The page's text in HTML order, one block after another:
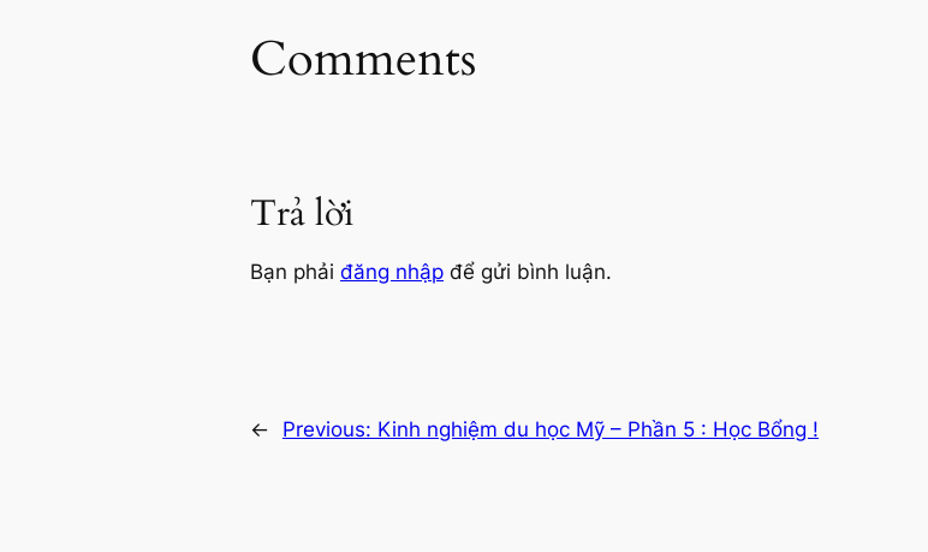
Comments
Trả lời
Bạn phải đăng nhập để gửi bình luận.
← Previous: Kinh nghiệm du học Mỹ – Phần 5 : Học Bổng !